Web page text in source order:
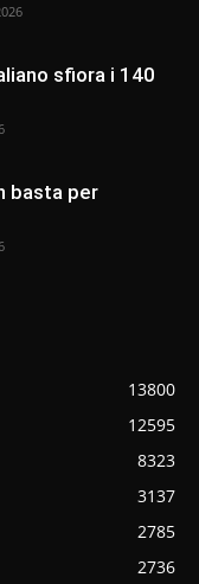
sfiora i 140
basta per
13800
12595
8323
3137
2785
2736